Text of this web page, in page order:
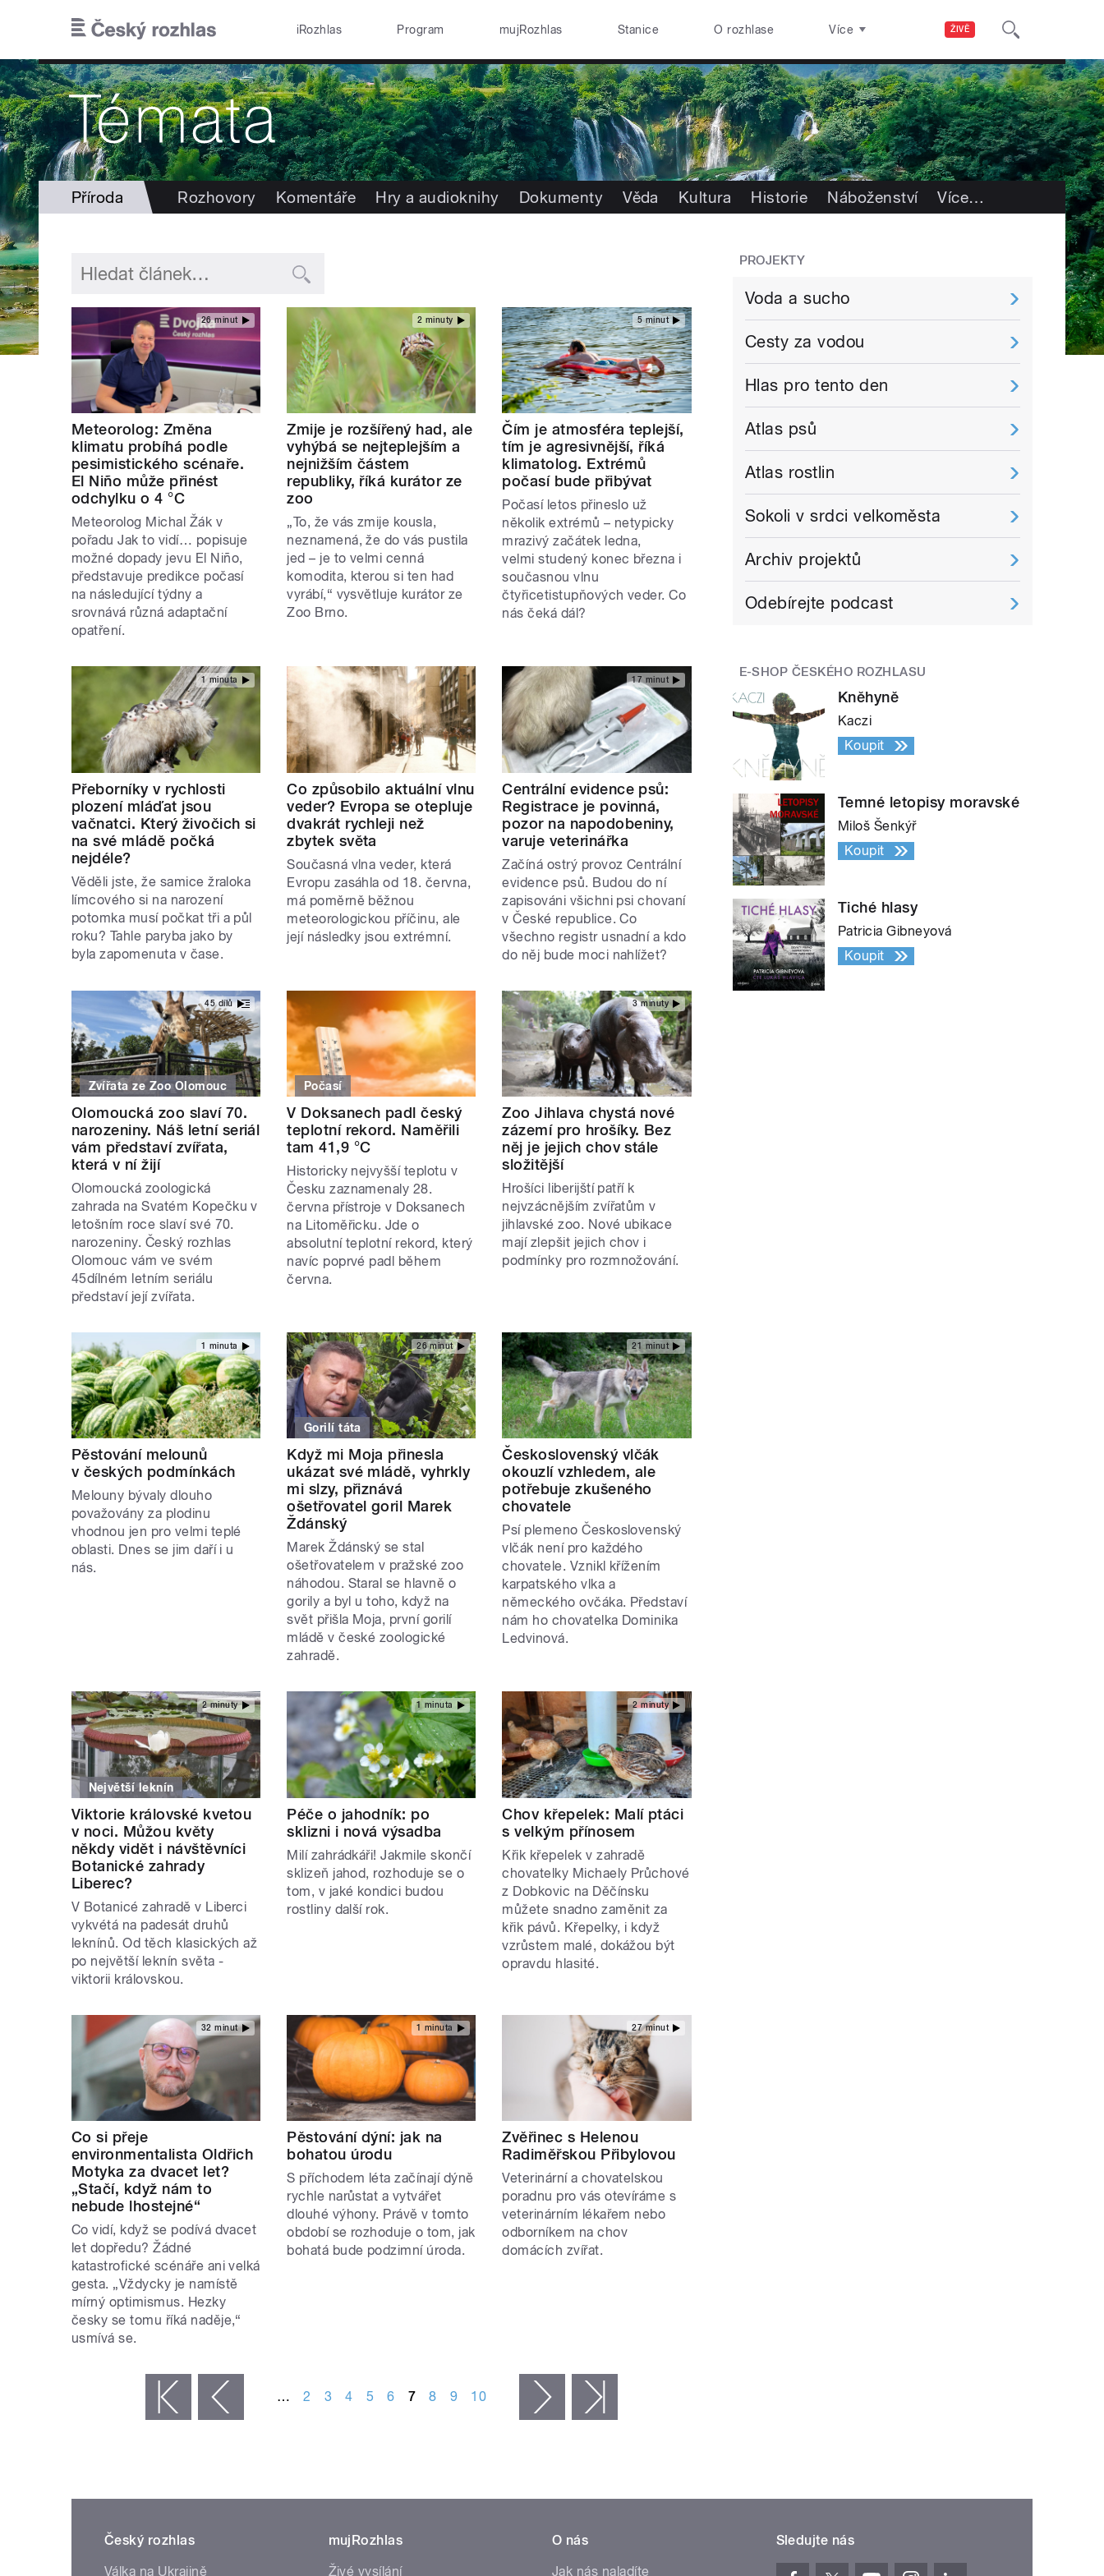
ŽIVĚ
iRozhlas Program mujRozhlas Stanice O rozhlase Více
Příroda Rozhovory Komentáře Hry a audioknihy Dokumenty Věda Kultura Historie Náboženství Více…
26 minut
Meteorolog: Změna
klimatu probíhá podle
pesimistického scénaře.
El Niño může přinést
odchylku o 4 °C
Meteorolog Michal Žák v
pořadu Jak to vidí… popisuje
možné dopady jevu El Niño,
představuje predikce počasí
na následující týdny a
srovnává různá adaptační
opatření.
2 minuty
Zmije je rozšířený had, ale
vyhýbá se nejteplejším a
nejnižším částem
republiky, říká kurátor ze
zoo
„To, že vás zmije kousla,
neznamená, že do vás pustila
jed – je to velmi cenná
komodita, kterou si ten had
vyrábí,“ vysvětluje kurátor ze
Zoo Brno.
5 minut
Čím je atmosféra teplejší,
tím je agresivnější, říká
klimatolog. Extrémů
počasí bude přibývat
Počasí letos přineslo už
několik extrémů – netypicky
mrazivý začátek ledna,
velmi studený konec března i
současnou vlnu
čtyřicetistupňových veder. Co
nás čeká dál?
1 minuta
Přeborníky v rychlosti
plození mláďat jsou
vačnatci. Který živočich si
na své mládě počká
nejdéle?
Věděli jste, že samice žraloka
límcového si na narození
potomka musí počkat tři a půl
roku? Tahle paryba jako by
byla zapomenuta v čase.
Co způsobilo aktuální vlnu
veder? Evropa se otepluje
dvakrát rychleji než
zbytek světa
Současná vlna veder, která
Evropu zasáhla od 18. června,
má poměrně běžnou
meteorologickou příčinu, ale
její následky jsou extrémní.
17 minut
Centrální evidence psů:
Registrace je povinná,
pozor na napodobeniny,
varuje veterinářka
Začíná ostrý provoz Centrální
evidence psů. Budou do ní
zapisováni všichni psi chovaní
v České republice. Co
všechno registr usnadní a kdo
do něj bude moci nahlížet?
45 dílů
Zvířata ze Zoo Olomouc
Olomoucká zoo slaví 70.
narozeniny. Náš letní seriál
vám představí zvířata,
která v ní žijí
Olomoucká zoologická
zahrada na Svatém Kopečku v
letošním roce slaví své 70.
narozeniny. Český rozhlas
Olomouc vám ve svém
45dílném letním seriálu
představí její zvířata.
Počasí
V Doksanech padl český
teplotní rekord. Naměřili
tam 41,9 °C
Historicky nejvyšší teplotu v
Česku zaznamenaly 28.
června přístroje v Doksanech
na Litoměřicku. Jde o
absolutní teplotní rekord, který
navíc poprvé padl během
června.
3 minuty
Zoo Jihlava chystá nové
zázemí pro hrošíky. Bez
něj je jejich chov stále
složitější
Hrošíci liberijští patří k
nejvzácnějším zvířatům v
jihlavské zoo. Nové ubikace
mají zlepšit jejich chov i
podmínky pro rozmnožování.
1 minuta
Pěstování melounů
v českých podmínkách
Melouny bývaly dlouho
považovány za plodinu
vhodnou jen pro velmi teplé
oblasti. Dnes se jim daří i u
nás.
26 minut
Gorilí táta
Když mi Moja přinesla
ukázat své mládě, vyhrkly
mi slzy, přiznává
ošetřovatel goril Marek
Ždánský
Marek Ždánský se stal
ošetřovatelem v pražské zoo
náhodou. Staral se hlavně o
gorily a byl u toho, když na
svět přišla Moja, první gorilí
mládě v české zoologické
zahradě.
21 minut
Československý vlčák
okouzlí vzhledem, ale
potřebuje zkušeného
chovatele
Psí plemeno Československý
vlčák není pro každého
chovatele. Vznikl křížením
karpatského vlka a
německého ovčáka. Představí
nám ho chovatelka Dominika
Ledvinová.
2 minuty
Největší leknín
Viktorie královské kvetou
v noci. Můžou květy
někdy vidět i návštěvníci
Botanické zahrady
Liberec?
V Botanicé zahradě v Liberci
vykvétá na padesát druhů
leknínů. Od těch klasických až
po největší leknín světa -
viktorii královskou.
1 minuta
Péče o jahodník: po
sklizni i nová výsadba
Milí zahrádkáři! Jakmile skončí
sklizeň jahod, rozhoduje se o
tom, v jaké kondici budou
rostliny další rok.
2 minuty
Chov křepelek: Malí ptáci
s velkým přínosem
Křik křepelek v zahradě
chovatelky Michaely Průchové
z Dobkovic na Děčínsku
můžete snadno zaměnit za
křik pávů. Křepelky, i když
vzrůstem malé, dokážou být
opravdu hlasité.
32 minut
Co si přeje
environmentalista Oldřich
Motyka za dvacet let?
„Stačí, když nám to
nebude lhostejné“
Co vidí, když se podívá dvacet
let dopředu? Žádné
katastrofické scénáře ani velká
gesta. „Vždycky je namístě
mírný optimismus. Hezky
česky se tomu říká naděje,“
usmívá se.
1 minuta
Pěstování dýní: jak na
bohatou úrodu
S příchodem léta začínají dýně
rychle narůstat a vytvářet
dlouhé výhony. Právě v tomto
období se rozhoduje o tom, jak
bohatá bude podzimní úroda.
27 minut
Zvěřinec s Helenou
Radiměřskou Přibylovou
Veterinární a chovatelskou
poradnu pro vás otevíráme s
veterinárním lékařem nebo
odborníkem na chov
domácích zvířat.
‹ předchozí … 2 3 4 5 6 7 8 9 10 následující ›
PROJEKTY
Voda a sucho
Cesty za vodou
Hlas pro tento den
Atlas psů
Atlas rostlin
Sokoli v srdci velkoměsta
Archiv projektů
Odebírejte podcast
E-SHOP ČESKÉHO ROZHLASU
Kněhyně
Kaczi
Koupit
Temné letopisy moravské
Miloš Šenkýř
Koupit
Tiché hlasy
Patricia Gibneyová
Koupit
Český rozhlas
Válka na Ukrajině
mujRozhlas
Živé vysílání
O nás
Jak nás naladíte
Sledujte nás